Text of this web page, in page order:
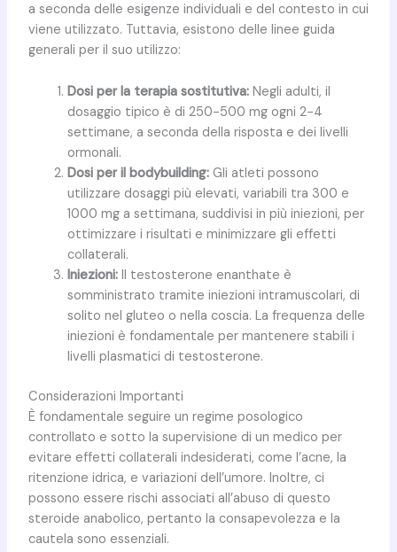
a seconda delle esigenze individuali e del contesto in cui
viene utilizzato. Tuttavia, esistono delle linee guida
generali per il suo utilizzo:
Dosi per la terapia sostitutiva:Negli adulti, il
dosaggio tipico è di 250-500 mg ogni 2-4
settimane, a seconda della risposta e dei livelli
ormonali.
Dosi per il bodybuilding:Gli atleti possono
utilizzare dosaggi più elevati, variabili tra 300 e
1000 mg a settimana, suddivisi in più iniezioni, per
ottimizzare i risultati e minimizzare gli effetti
collaterali.
Iniezioni:Il testosterone enanthate è
somministrato tramite iniezioni intramuscolari, di
solito nel gluteo o nella coscia. La frequenza delle
iniezioni è fondamentale per mantenere stabili i
livelli plasmatici di testosterone.
Considerazioni Importanti
È fondamentale seguire un regime posologico
controllato e sotto la supervisione di un medico per
evitare effetti collaterali indesiderati, come l’acne, la
ritenzione idrica, e variazioni dell’umore. Inoltre, ci
possono essere rischi associati all’abuso di questo
steroide anabolico, pertanto la consapevolezza e la
cautela sono essenziali.